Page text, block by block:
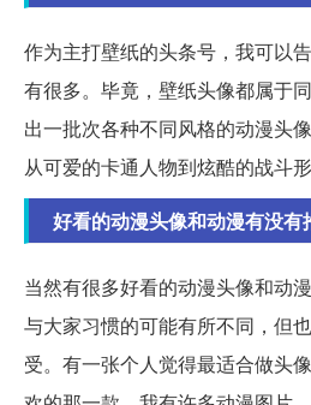
作为主打壁纸的头条号，我可以
有很多。毕竟，壁纸头像都属于
出一批次各种不同风格的动漫头
从可爱的卡通人物到炫酷的战斗
好看的动漫头像和动漫有没有
当然有很多好看的动漫头像和动
与大家习惯的可能有所不同，但
受。有一张个人觉得最适合做头